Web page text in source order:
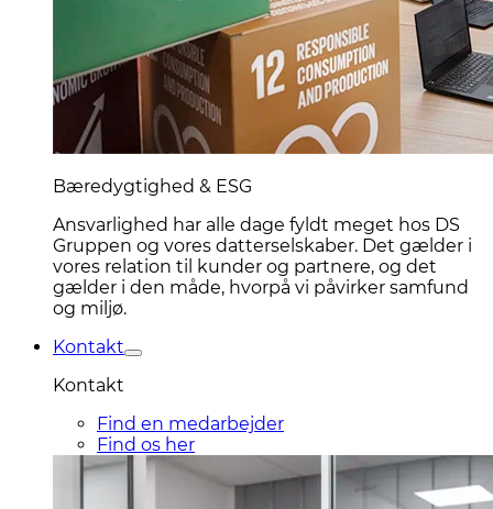
Bæredygtighed & ESG
Ansvarlighed har alle dage fyldt meget hos DS
Gruppen og vores datterselskaber. Det gælder i
vores relation til kunder og partnere, og det
gælder i den måde, hvorpå vi påvirker samfund
og miljø.
Kontakt
Kontakt
Find en medarbejder
Find os her